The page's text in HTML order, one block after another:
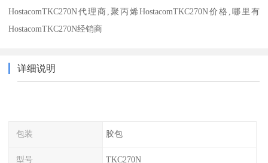
HostacomTKC270N代理商,聚丙烯HostacomTKC270N价格,哪里有
HostacomTKC270N经销商
详细说明
包装 胶包
型号 TKC270N